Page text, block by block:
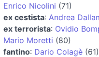
Enrico Nicolini (71)
ex cestista: Andrea
ex terrorista: Ovidio
Mario Moretti (80)
fantino: Dario Colagè (61)